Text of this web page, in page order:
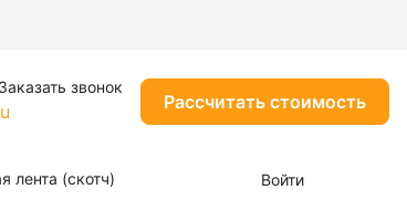
Заказать звонок
Рассчитать стоимость
лента (скотч) Войти